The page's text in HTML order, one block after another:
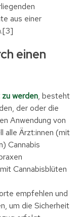
aus einer
einen
werden, besteht
der oder die
Anwendung von
alle Ärzt:innen (mit
Cannabis
Cannabisblüten
empfehlen und
um die Sicherheit